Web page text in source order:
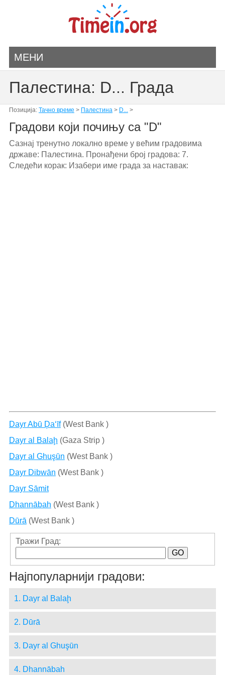
МЕНИ
Палестина: D... Града
Позиција: Тачно време > Палестина> D...>
Градови који почињу са "D"
Сазнај тренутно локално време у већим градовима
државе: Палестина. Пронађени број градова: 7.
Следећи корак: Изабери име града за наставак:
Dayr Abū Ḑa‘īf(West Bank )
Dayr al Balaḩ (Gaza Strip )
Dayr al Ghuşūn (West Bank )
Dayr Dibwān (West Bank )
Dayr Sāmit
Dhannābah (West Bank )
Dūrā (West Bank )
Тражи Град:
Најпопуларнији градови:
1. Dayr al Balaḩ
2. Dūrā
3. Dayr al Ghuşūn
4. Dhannābah